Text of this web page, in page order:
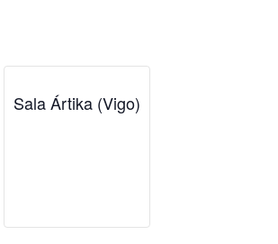
Sala Ártika (Vigo)